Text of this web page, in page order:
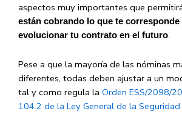
aspectos muy importantes que
están cobrando lo que te corresponde
evolucionar tu contrato en el futuro.
Pese a que la mayoría de las nóminas
diferentes, todas deben ajustar a un
tal y como regula la Orden ESS/2098/
104.2 de la Ley General de la